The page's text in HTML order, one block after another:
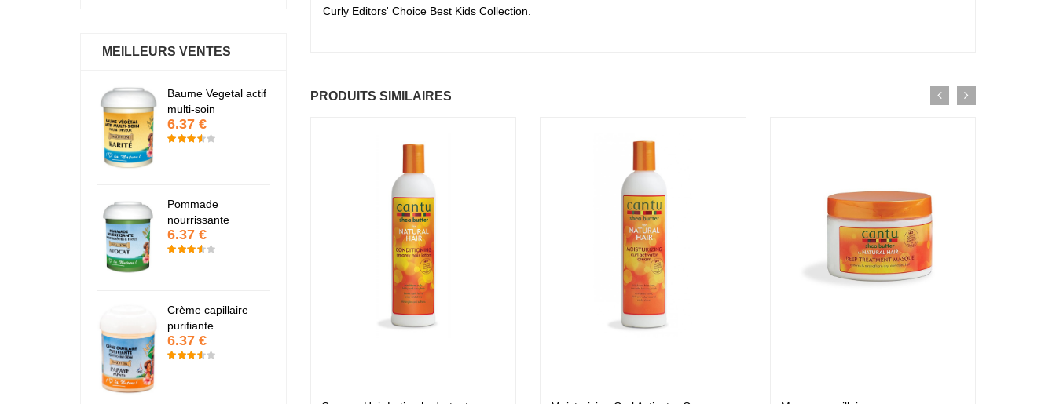
Curly Editors' Choice Best Kids Collection.
PRODUITS SIMILAIRES
MEILLEURS VENTES
Baume Vegetal actif
multi-soin
6.37 €
Pommade
nourrissante
6.37 €
6.37 €
Fantastic Hair
Baume Vegetal actif
Pommade
nourrissante
6.37 €
Crème capillaire
purifiante
Papaye
7.67 €
KARITE
6.37 €